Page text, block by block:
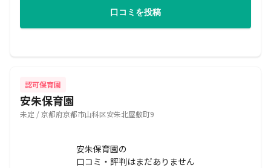
口コミを投稿
認可保育園
安朱保育園
未定 / 京都府京都市山科区安朱北屋敷町9
安朱保育園の
口コミ・評判はまだありません